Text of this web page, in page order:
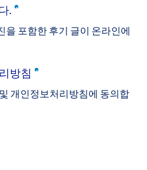
. (Required)
을 포함한 후기 글이 온라인에
방침 (Required)
개인정보처리방침에 동의합